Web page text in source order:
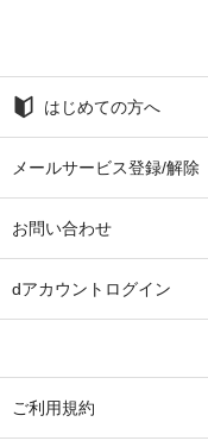
はじめての方へ
メールサービス登録/解除
お問い合わせ
dアカウントログイン
ご利用規約